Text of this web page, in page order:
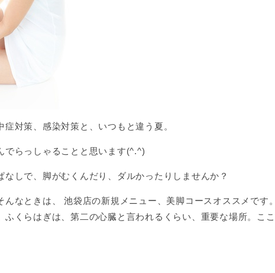
対策、感染対策と、いつもと違う夏。
でらっしゃることと思います(^.^)
しで、脚がむくんだり、ダルかったりしませんか？
んなときは、 池袋店の新規メニュー、美脚コースオススメです
ふくらはぎは、第二の心臓と言われるくらい、重要な場所。こ